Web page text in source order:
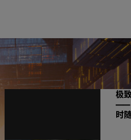
NVIDIA 相关新闻
极
——
时